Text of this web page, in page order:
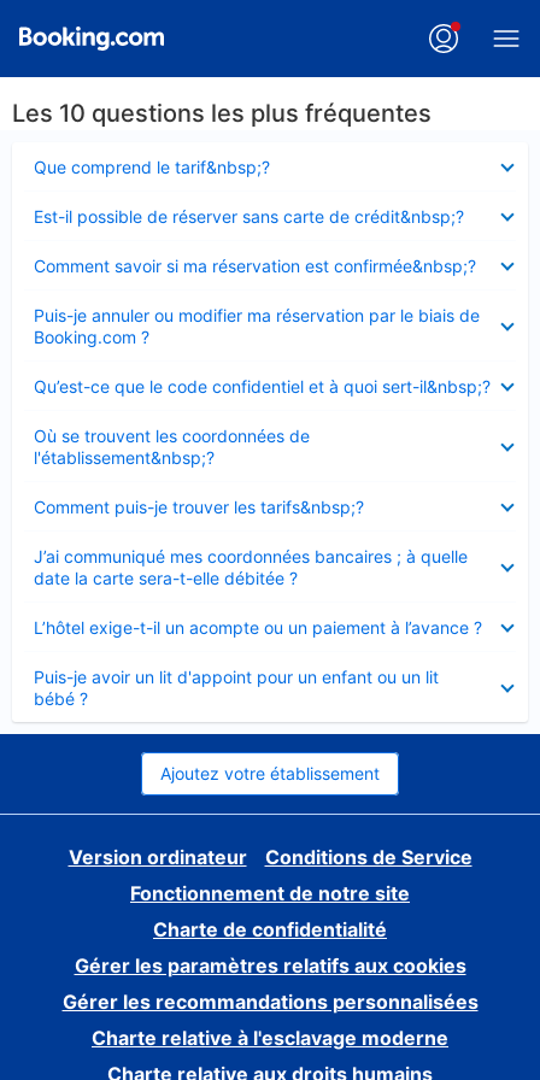
Les 10 questions les plus fréquentes
Que comprend le tarif&nbsp;?
fermé
Est-il possible de réserver sans carte de crédit&nbsp;?
fermé
Comment savoir si ma réservation est confirmée&nbsp;?
fermé
Puis-je annuler ou modifier ma réservation par le biais de
Booking.com ?
fermé
Qu’est-ce que le code confidentiel et à quoi sert-il&nbsp;?
fermé
Où se trouvent les coordonnées de
l'établissement&nbsp;?
fermé
Comment puis-je trouver les tarifs&nbsp;?
fermé
J’ai communiqué mes coordonnées bancaires ; à quelle
date la carte sera-t-elle débitée ?
fermé
L’hôtel exige-t-il un acompte ou un paiement à l’avance ?
fermé
Puis-je avoir un lit d'appoint pour un enfant ou un lit
bébé ?
fermé
Ajoutez votre établissement
Version ordinateur
Conditions de Service
Fonctionnement de notre site
Charte de confidentialité
Gérer les paramètres relatifs aux cookies
Gérer les recommandations personnalisées
Charte relative à l'esclavage moderne
Charte relative aux droits humains